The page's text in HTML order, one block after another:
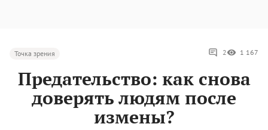
Точка зрения 2 1 167
Предательство: как снова
доверять людям после
измены?